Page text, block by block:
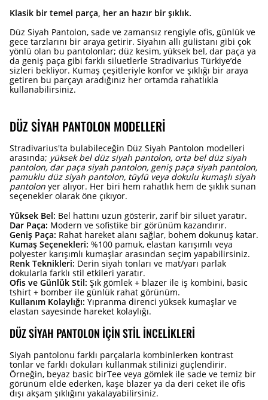
Klasik bir temel parça, her an hazır bir şıklık.
Düz Siyah Pantolon, sade ve zamansız rengiyle ofis, günlük ve
gece tarzlarını bir araya getirir. Siyahın allı gülistanı gibi çok
yönlü olan bu pantolonlar; düz kesim, yüksek bel, dar paça ya
da geniş paça gibi farklı siluetlerle Stradivarius Türkiye’de
sizleri bekliyor. Kumaş çeşitleriyle konfor ve şıklığı bir araya
getiren bu parçayı aradığınız her ortamda rahatlıkla
kullanabilirsiniz.
DÜZ SIYAH PANTOLON MODELLERI
Stradivarius'ta bulabileceğin Düz Siyah Pantolon modelleri
arasında; yüksek bel düz siyah pantolon, orta bel düz siyah
pantolon, dar paça siyah pantolon, geniş paça siyah pantolon,
pamuklu düz siyah pantolon, tüylü veya dokulu kumaşlı siyah
pantolon yer alıyor. Her biri hem rahatlık hem de şıklık sunan
seçenekler olarak öne çıkıyor.
Yüksek Bel: Bel hattını uzun gösterir, zarif bir siluet yaratır.
Dar Paça: Modern ve sofistike bir görünüm kazandırır.
Geniş Paça: Rahat hareket alanı sağlar, bohem dokunuş katar.
Kumaş Seçenekleri: %100 pamuk, elastan karışımlı veya
polyester karışımlı kumaşlar arasından seçim yapabilirsiniz.
Renk Teknikleri: Derin siyah tonları ve mat/yarı parlak
dokularla farklı stil etkileri yaratır.
Ofis ve Günlük Stil: Şık gömlek + blazer ile iş kombini, basic
tshirt + bomber ile günlük rahat görünüm.
Kullanım Kolaylığı: Yıpranma direnci yüksek kumaşlar ve
elastan sayesinde hareket kolaylığı.
DÜZ SIYAH PANTOLON İÇIN STIL İNCELIKLERI
Siyah pantolonu farklı parçalarla kombinlerken kontrast
tonlar ve farklı dokuları kullanmak stilinizi güçlendirir.
Örneğin, beyaz basic birTee veya gömlek ile sade ve temiz bir
görünüm elde ederken, kaşe blazer ya da deri ceket ile ofis
dışı akşam şıklığını yakalayabilirsiniz.